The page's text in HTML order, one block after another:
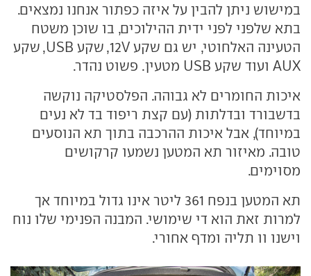
במישוש ניתן להבין על איזה כפתור אנחנו נמצאים.
בתא שלפני לפני ידית ההילוכים, בו שוכן משטח
הטעינה האלחוטי, יש גם שקע 12V, שקע USB, שקע
AUX ועוד שקע USB מטעין. פשוט נהדר.
איכות החומרים לא גבוהה. הפלסטיקה נוקשה
בדשבורד ובדלתות (עם קצת ריפוד בד לא נעים
במיוחד), אבל איכות ההרכבה בתוך תא הנוסעים
טובה. מאיזור תא המטען נשמעו קרקושים
מסוימים.
תא המטען בנפח 361 ליטר אינו גדול במיוחד אך
למרות זאת הוא די שימושי. המבנה הפנימי שלו נוח
וישנו וו תליה ומדף אחורי.